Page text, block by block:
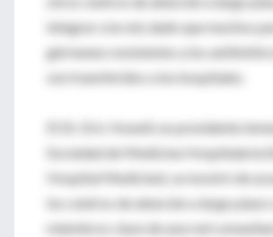
integrar a la red, dado que muchos
gérmenes resistentes a los
son transferidos a los hospitales.
El Dr. Eric Howell, ex presidente
Sociedad de Medicina Hospitalaria
Hospital Medicine), se mostró de
los centros de atención a largo plazo
miembros clave de una red